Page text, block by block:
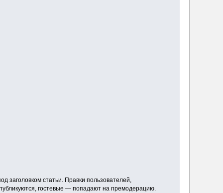
заголовком статьи. Правки пользователей,
гостевые — попадают на премодерацию.